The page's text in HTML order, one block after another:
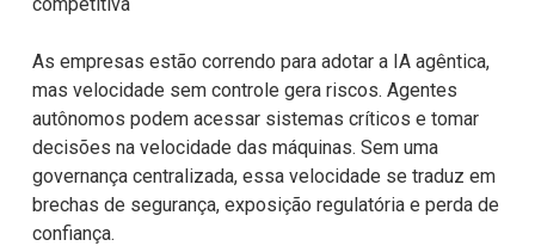
As empresas estão correndo para adotar a IA agêntica,
mas velocidade sem controle gera riscos. Agentes
autônomos podem acessar sistemas críticos e tomar
decisões na velocidade das máquinas. Sem uma
governança centralizada, essa velocidade se traduz em
brechas de segurança, exposição regulatória e perda de
confiança.